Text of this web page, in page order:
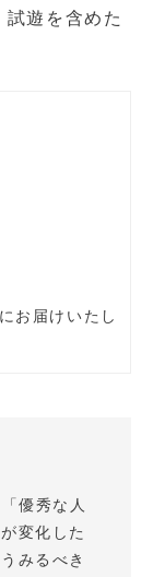
試遊を含めた
お届けいたし
優秀な人
変化した
みるべき